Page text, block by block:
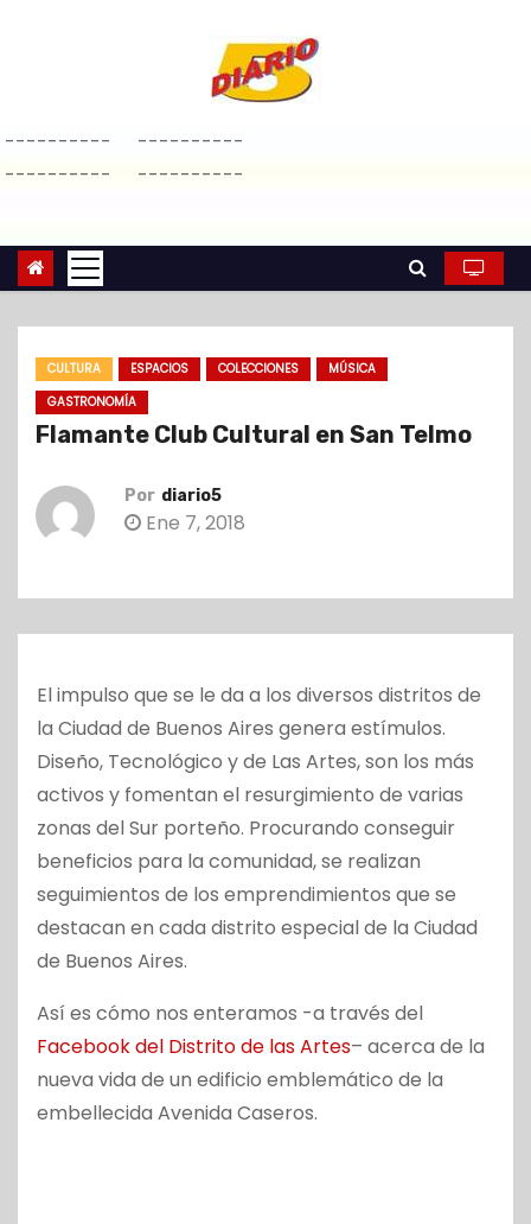
a
r
l
----------
----------
----------
----------
CULTURA ESPACIOS COLECCIONES
MÚSICA
GASTRONOMÍA
Flamante Club Cultural en San Telmo
Por diario5
Ene 7, 2018
El impulso que se le da a los diversos distritos de
la Ciudad de Buenos Aires genera estímulos.
Diseño, Tecnológico y de Las Artes, son los más
activos y fomentan el resurgimiento de varias
zonas del Sur porteño. Procurando conseguir
beneficios para la comunidad, se realizan
seguimientos de los emprendimientos que se
destacan en cada distrito especial de la Ciudad
de Buenos Aires.
Así es cómo nos enteramos -a través del
Facebook del Distrito de las Artes– acerca de la
nueva vida de un edificio emblemático de la
embellecida Avenida Caseros.